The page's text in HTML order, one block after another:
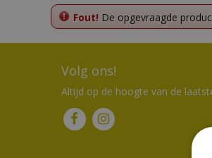
Fout! De opgevraagde
Volg ons!
Altijd op de hoogte van de